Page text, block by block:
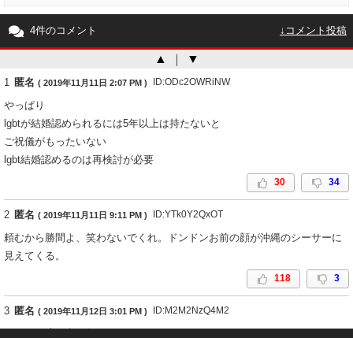
4件のコメント ↓コメント投稿
▲ ｜ ▼
1 匿名 ( 2019年11月11日 2:07 PM ) ID:ODc2OWRiNW
やっぱり
lgbtが結婚認められるには5年以上は持たないと
ご祝儀がもったいない
lgbt結婚認めるのは再検討が必要
30 34
2 匿名 ( 2019年11月11日 9:11 PM ) ID:YTk0Y2QxOT
頼むから勝間よ、笑わないでくれ。ドンドンお前の顔が沖縄のシーサーに
見えてくる。
118 3
3 匿名 ( 2019年11月12日 3:01 PM ) ID:M2M2NzQ4M2